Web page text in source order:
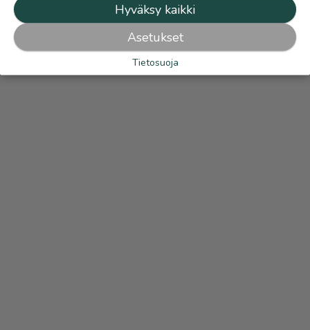
Hyväksy kaikki
Asetukset
Tietosuoja